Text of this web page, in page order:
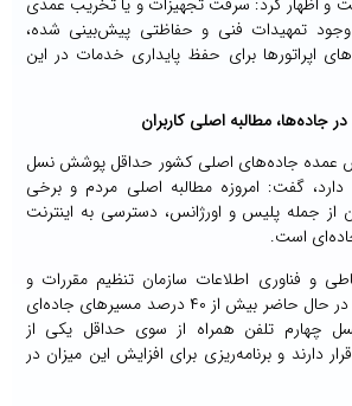
وجود تمهیدات فنی و حفاظتی پیش‌بینی شده،
اپراتورها برای حفظ پایداری خدمات در این
جاده‌ها، مطالبه اصلی کاربران
عمده جاده‌های اصلی کشور حداقل پوشش نسل
گفت: امروزه مطالبه اصلی مردم و برخی
جمله پلیس و اورژانس، دسترسی به اینترنت
است.
و فناوری اطلاعات سازمان تنظیم مقررات و
ارتباطات رادیویی افزود: در حال حاضر بیش از ۴۰ درصد مسیرهای جاده‌ای
تلفن همراه از سوی حداقل یکی از
دارند و برنامه‌ریزی برای افزایش این میزان در